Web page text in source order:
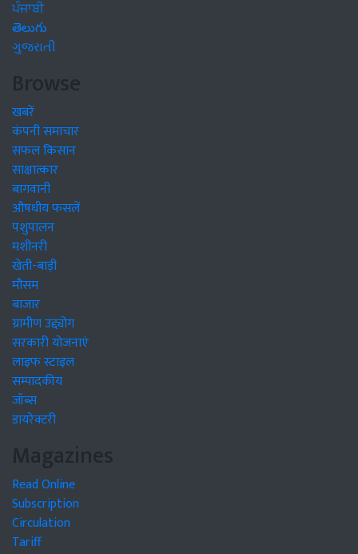
ਪੰਜਾਬੀ
తెలుగు
ગુજરાતી
Browse
खबरें
कंपनी समाचार
सफल किसान
साक्षात्कार
बागवानी
औषधीय फसलें
पशुपालन
मशीनरी
खेती-बाड़ी
मौसम
बाजार
ग्रामीण उद्द्योग
सरकारी योजनाएं
लाइफ स्टाइल
सम्पादकीय
जॉब्स
डायरेक्टरी
Magazines
Read Online
Subscription
Circulation
Tariff